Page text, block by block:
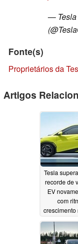
— Tesla
Fonte(s)
Proprietários da
Artigos
Tesla
recorde de
EV
com
crescimento
07/04/